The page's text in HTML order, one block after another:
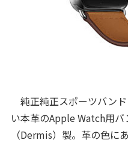
純正純正スポーツバン
い本革のApple Watch用
（Dermis）製。革の色に